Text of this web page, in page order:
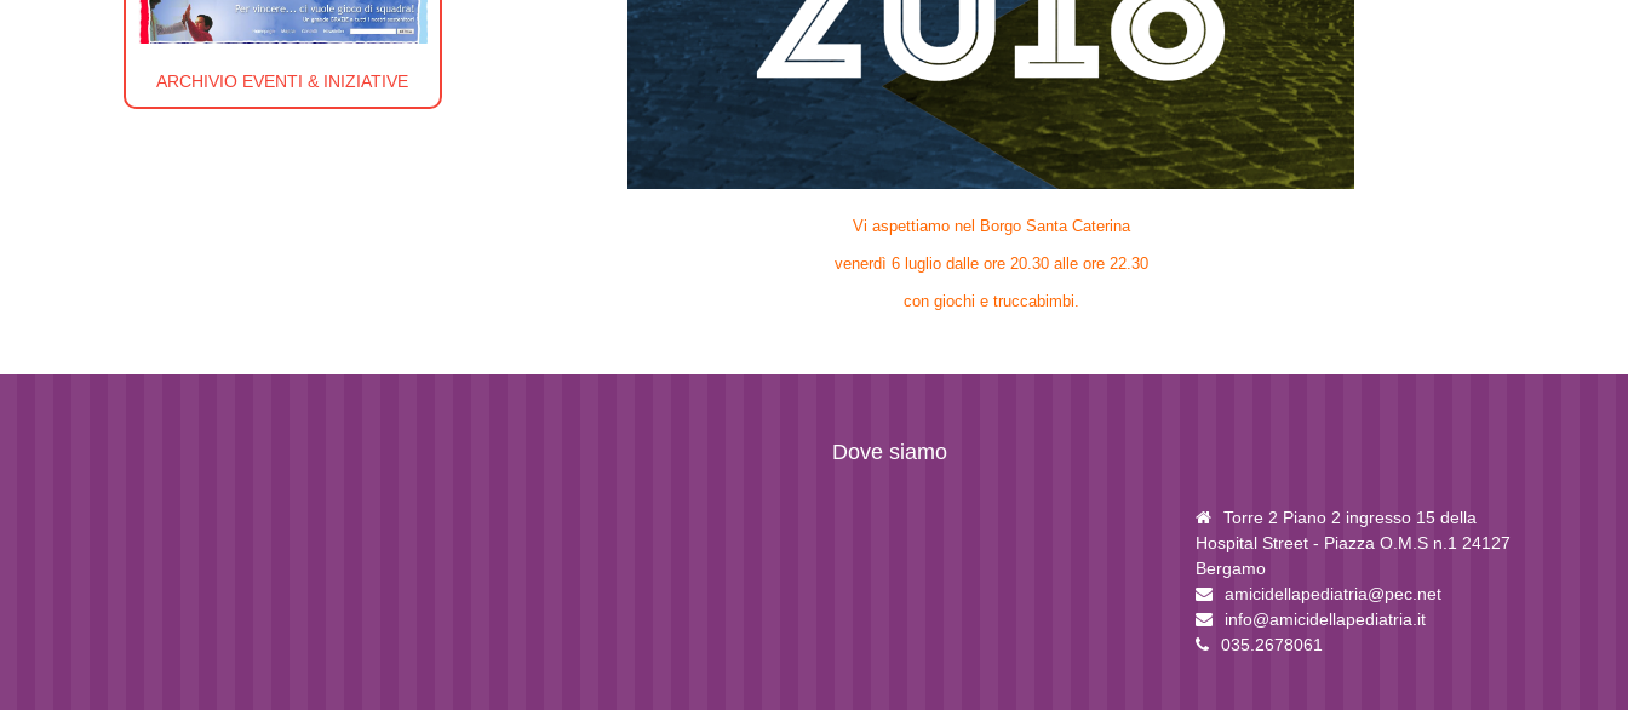
ARCHIVIO EVENTI & INIZIATIVE
Vi aspettiamo nel Borgo Santa Caterina
venerdì 6 luglio dalle ore 20.30 alle ore 22.30
con giochi e truccabimbi.
Dove siamo
Torre 2 Piano 2 ingresso 15 della
Hospital Street - Piazza O.M.S n.1 24127
Bergamo
amicidellapediatria@pec.net
info@amicidellapediatria.it
035.2678061